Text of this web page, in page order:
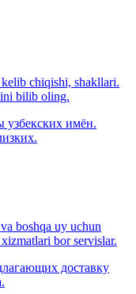
chiqishi, shakllari.
bilib oling.
имён.
boshqa uy uchun
bor servislar.
доставку